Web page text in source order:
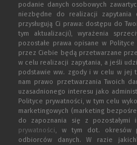
podanie danych osobowych
niezbędne do realizacji
przysługują Ci prawa: dostępu do
tym aktualizacji), wyrażenia
pozostałe prawa opisane w
przez Ciebie będą przetwarzane
w celu realizacji zapytania, a jeśli
podstawie ww. zgody i w celu w jej
nam prawo przetwarzania Twoich
uzasadnionego interesu jako
Polityce prywatności, w tym celu
marketingowych (marketing
do zapoznania się z pozostałymi
prywatności, w tym dot. okresów
odbiorców danych. W razie